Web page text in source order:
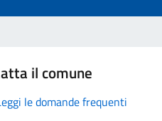
il comune
le domande frequenti